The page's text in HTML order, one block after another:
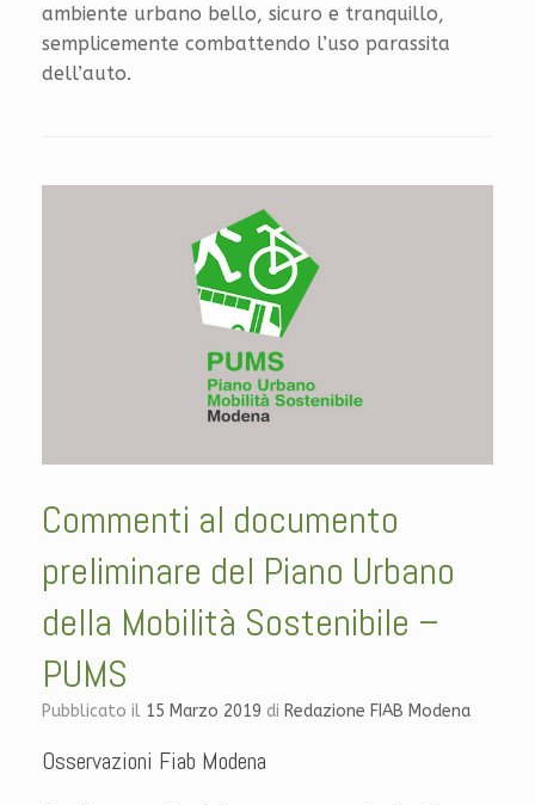
ambiente urbano bello, sicuro e tranquillo,
semplicemente combattendo l’uso parassita
dell’auto.
Commenti al documento
preliminare del Piano Urbano
della Mobilità Sostenibile –
PUMS
Pubblicato il 15 Marzo 2019 di Redazione FIAB Modena
Osservazioni Fiab Modena